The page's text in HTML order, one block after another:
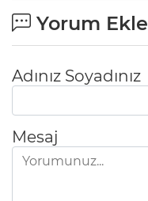
Yorum Ekle
Adınız Soyadınız
Mesaj